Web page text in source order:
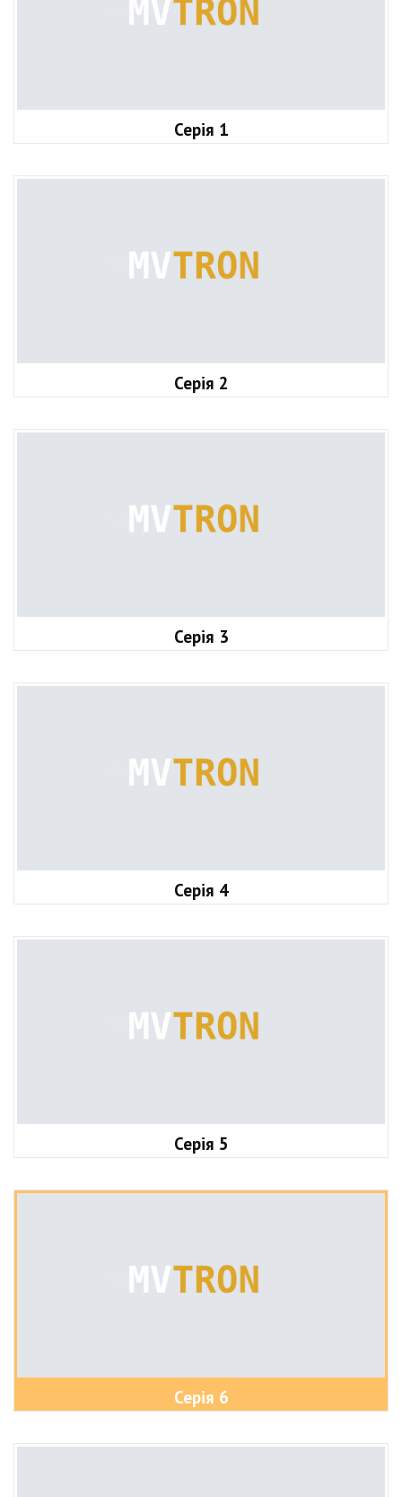
Серія 1
Серія 2
Серія 3
Серія 4
Серія 5
Серія 6